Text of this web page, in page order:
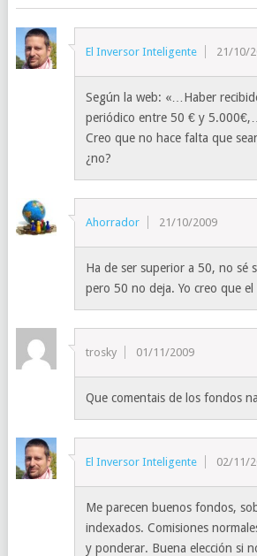
El Inversor Inteligente 21/10/
Según la web: «…Haber
periódico entre 50 € y
Creo que no hace falta que
¿no?
Ahorrador 21/10/2009
Ha de ser superior a 50, no sé
pero 50 no deja. Yo creo que
trosky 01/11/2009
Que comentais de los fondos
El Inversor Inteligente 02/11/
Me parecen buenos fondos,
indexados. Comisiones
y ponderar. Buena elección si